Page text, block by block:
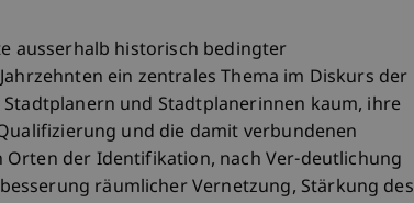
ausserhalb historisch bedingter
ein zentrales Thema im Diskurs der
und Stadtplanerinnen kaum, ihre
und die damit verbundenen
der Identifikation, nach Ver-deutlichung
räumlicher Vernetzung, Stärkung des